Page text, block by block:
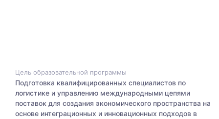
Цель образовательной программы
Подготовка квалифицированных специалистов по
логистике и управлению международными цепями
поставок для создания экономического пространства на
основе интеграционных и инновационных подходов в